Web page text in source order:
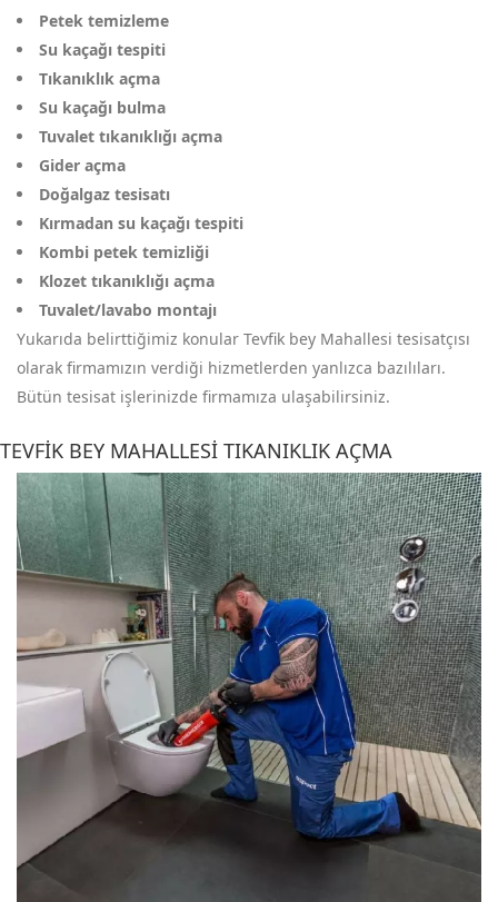
Petek temizleme
Su kaçağı tespiti
Tıkanıklık açma
Su kaçağı bulma
Tuvalet tıkanıklığı açma
Gider açma
Doğalgaz tesisatı
Kırmadan su kaçağı tespiti
Kombi petek temizliği
Klozet tıkanıklığı açma
Tuvalet/lavabo montajı
Yukarıda belirttiğimiz konular Tevfik bey Mahallesi tesisatçısı
olarak firmamızın verdiği hizmetlerden yanlızca bazılıları.
Bütün tesisat işlerinizde firmamıza ulaşabilirsiniz.
TEVFIK BEY MAHALLESI TIKANIKLIK AÇMA